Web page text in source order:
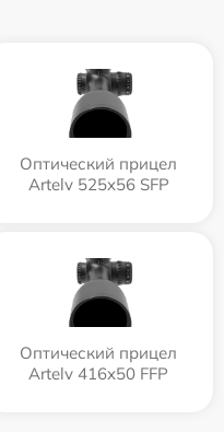
Оптический прицел
Artelv 525x56 SFP
Оптический прицел
Artelv 416x50 FFP